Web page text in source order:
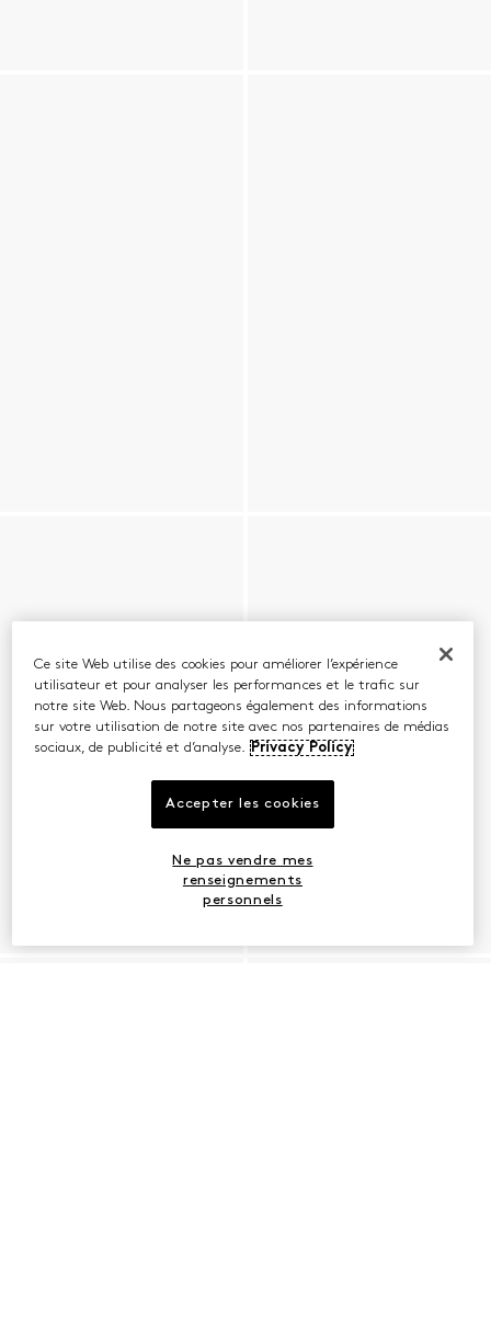
Ce site Web utilise des cookies pour améliorer l’expérience
utilisateur et pour analyser les performances et le trafic sur
notre site Web. Nous partageons également des informations
sur votre utilisation de notre site avec nos partenaires de médias
sociaux, de publicité et d’analyse. Privacy Policy
Accepter les cookies
Ne pas vendre mes
renseignements
personnels